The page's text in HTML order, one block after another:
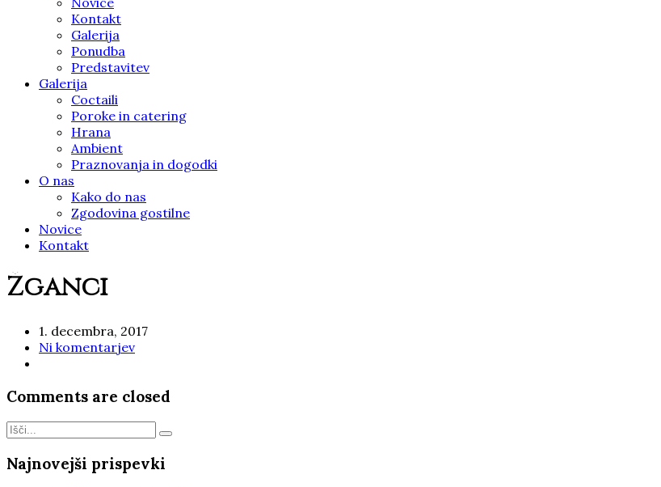
Kontakt
Galerija
Ponudba
Predstavitev
Galerija
Coctaili
Poroke in catering
Hrana
Ambient
Praznovanja in dogodki
O nas
Kako do nas
Zgodovina gostilne
Novice
Kontakt
Žganci
1. decembra, 2017
Ni komentarjev
Comments are closed
Najnovejši prispevki